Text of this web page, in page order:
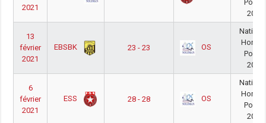
2021
Poule
20/
13
février
2021
EBSBK 23 - 23 OS
Poule
20/
6
février
2021
ESS 28 - 28 OS
Poule
20/